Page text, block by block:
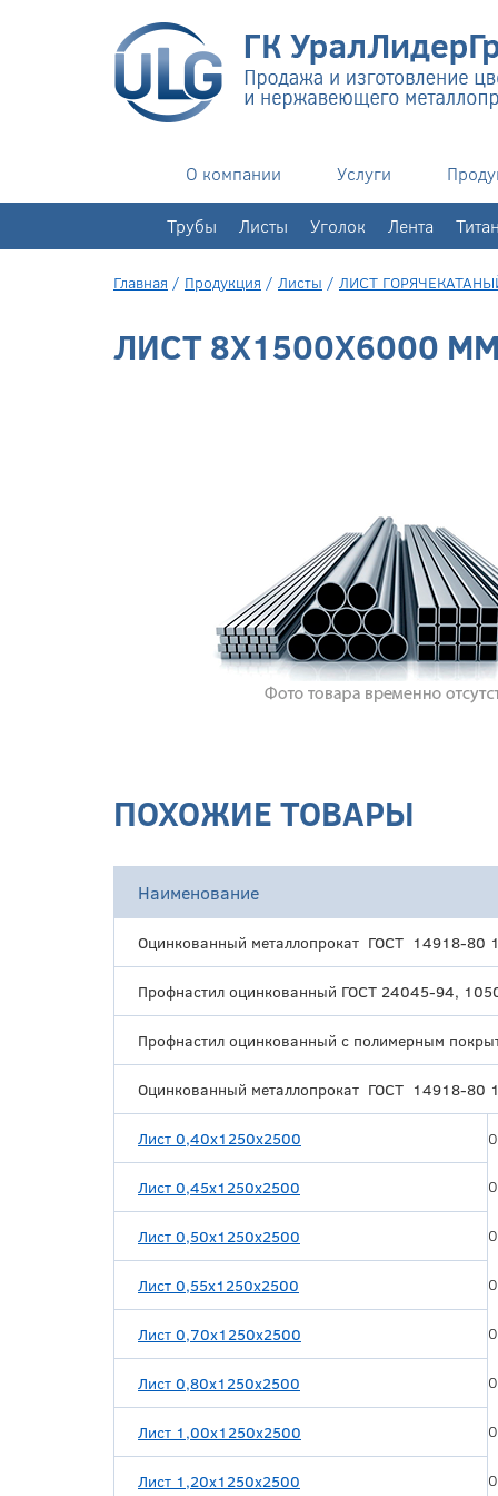
+7(343)351-76-02
О компании Услуги
Трубы Листы Уголок Лента
Главная / Продукция / Листы / ЛИСТ
ЛИСТ 8X1500X6000
ПОХОЖИЕ ТОВАРЫ
Наименование
Оцинкованный металлопрокат ГОСТ 14918-80
Профнастил оцинкованный ГОСТ 24045-94,
Профнастил оцинкованный с полимерным
Оцинкованный металлопрокат ГОСТ 14918-80
Лист 0,40х1250х2500
Лист 0,45х1250х2500
Лист 0,50х1250х2500
Лист 0,55х1250х2500
Лист 0,70х1250х2500
Лист 0,80х1250х2500
Лист 1,00х1250х2500
Лист 1,20х1250х2500